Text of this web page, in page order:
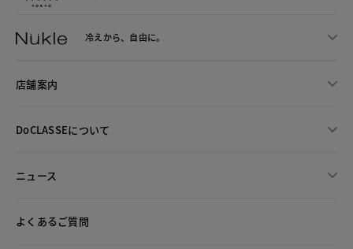
冷えから、 自由に。
店舗案内
DoCLASSEについて
ニュース
よくあるご質問